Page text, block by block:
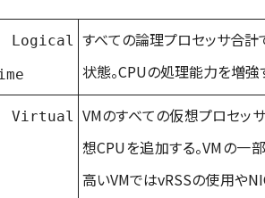
すべての論理プロセッサ合計
状態。CPUの処理能力を増強
VMのすべての仮想プロセッ
想CPUを追加する。VMの一
高いVMではvRSSの使用や